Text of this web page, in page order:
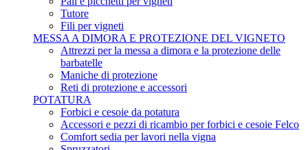
Tutore
Fili per vigneti
MESSA A DIMORA E PROTEZIONE DEL VIGNETO
Attrezzi per la messa a dimora e la protezione delle
barbatelle
Maniche di protezione
Reti di protezione e accessori
POTATURA
Forbici e cesoie da potatura
Accessori e pezzi di ricambio per forbici e cesoie Felco
Comfort sedia per lavori nella vigna